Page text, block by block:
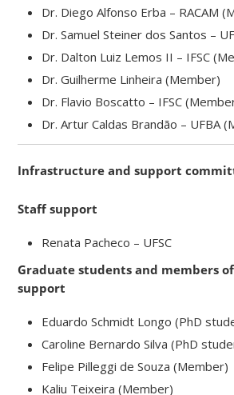
Dr. Diego Alfonso Erba – RACAM
Dr. Samuel Steiner dos Santos –
Dr. Dalton Luiz Lemos II – IFSC
Dr. Guilherme Linheira (Member)
Dr. Flavio Boscatto – IFSC
Dr. Artur Caldas Brandão – UFBA
Infrastructure and support
Staff support
Renata Pacheco – UFSC
Graduate students and members of
support
Eduardo Schmidt Longo (PhD
Caroline Bernardo Silva (PhD
Felipe Pilleggi de Souza (Member)
Kaliu Teixeira (Member)